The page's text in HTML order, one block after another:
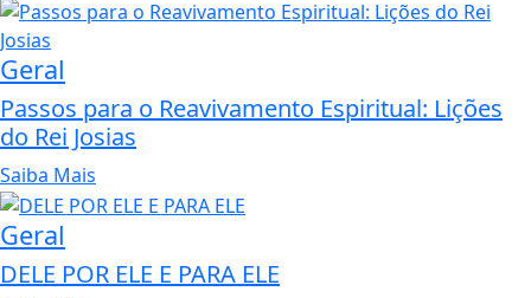
Geral
Passos para o Reavivamento Espiritual: Lições
do Rei Josias
Saiba Mais
Geral
DELE POR ELE E PARA ELE